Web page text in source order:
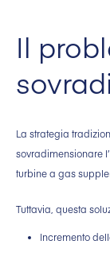
Il
La strategia
sovradimensionare
turbine a gas
Tuttavia, questa
Incremento